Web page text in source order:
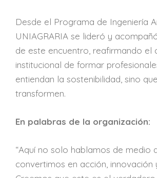
Desde el Programa de Ingeniería
UNIAGRARIA se lideró y
de este encuentro, reafirmando el
institucional de formar
entiendan la sostenibilidad, sino
transformen.
En palabras de la organización:
“Aquí no solo hablamos de medio
convertimos en acción, innovación